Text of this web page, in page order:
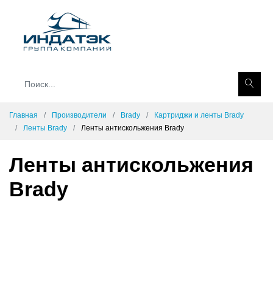
Главная Производители Brady
Картриджи и ленты Brady
Ленты Brady
Ленты антискольжения Brady
Ленты антискольжения
Brady